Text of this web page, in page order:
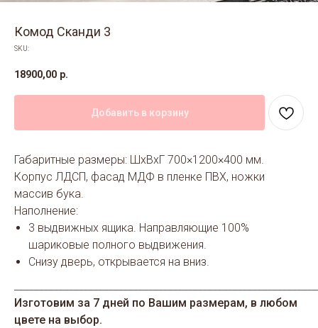
Комод Сканди 3
SKU:
18900,00 р.
Добавить в корзину
Габаритные размеры: ШхВхГ 700×1200×400 мм.
Корпус ЛДСП, фасад МДФ в пленке ПВХ, ножки
массив бука.
Наполнение:
3 выдвижных ящика. Направляющие 100%
шариковые полного выдвижения.
Снизу дверь, открывается на вниз.
Изготовим за 7 дней по Вашим размерам, в любом
цвете на выбор.